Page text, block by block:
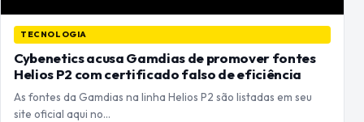
TECNOLOGIA
Cybenetics acusa Gamdias de promover fontes
Helios P2 com certificado falso de eficiência
As fontes da Gamdias na linha Helios P2 são listadas em seu
site oficial aqui no…